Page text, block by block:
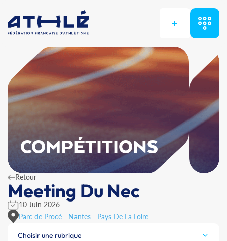
+
COMPÉTITIONS
Retour
Meeting Du Nec
10 Juin 2026
Parc de Procé - Nantes - Pays De La Loire
Choisir une rubrique